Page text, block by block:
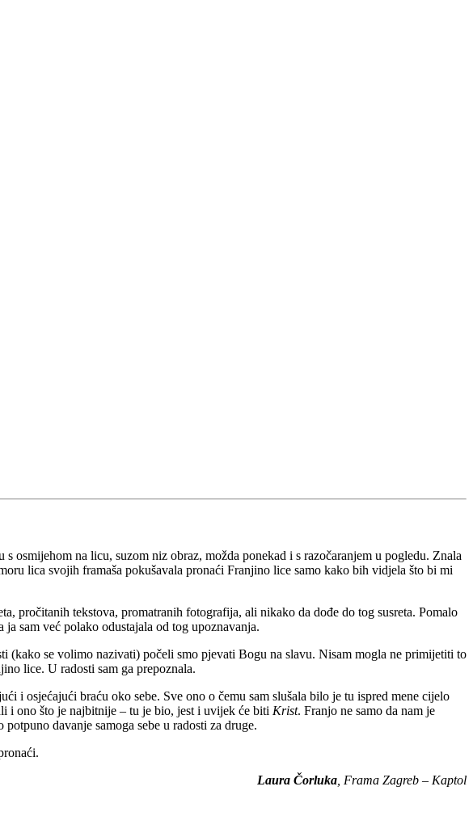
na licu, suzom niz obraz, možda ponekad i s razočaranjem u pogledu. Znala
lica svojih framaša pokušavala pronaći Franjino lice samo kako bih vidjela što bi mi
pročitanih tekstova, promatranih fotografija, ali nikako da dođe do tog susreta. Pomalo
sam već polako odustajala od tog upoznavanja.
(kako se volimo nazivati) počeli smo pjevati Bogu na slavu. Nisam mogla ne primijetiti to
lice. U radosti sam ga prepoznala.
i osjećajući braću oko sebe. Sve ono o čemu sam slušala bilo je tu ispred mene cijelo
i ono što je najbitnije – tu je bio, jest i uvijek će biti Krist. Franjo ne samo da nam je
davanje samoga sebe u radosti za druge.
Laura Čorluka , Frama Zagreb – Kaptol